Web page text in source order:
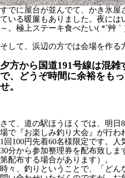
すでに屋台が並んでて、かき氷屋
ている暖簾もありました。夜には
～。極上ステーキ食べたい( *´艸
そして、浜辺の方では会場を作る
夕方から国道191号線は混
で、どうぞ時間に余裕をも
せ。
さて、道の駅ほうほくでは、明日
場で『お楽しみ釣り大会』が行わ
1回100円先着60名様限定です。
30分から参加整理券を配布致し
第配布する場合があります）。
時々、釣りということで、「どん